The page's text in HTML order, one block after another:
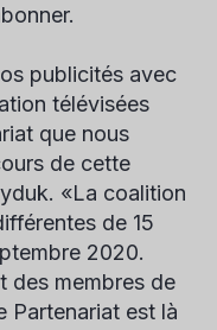
publicités avec
télévisées
que nous
de cette
«La coalition
de 15
2020.
des membres de
Partenariat est là